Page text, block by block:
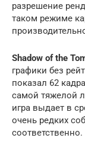
разрешение
таком режиме
Shadow of the
графики без
показал 62
самой тяжелой
игра выдает в
очень редких
соответственно.